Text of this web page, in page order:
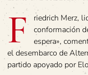
F
riedrich Merz,
conformación
espera»,
el desembarco de
partido apoyado por